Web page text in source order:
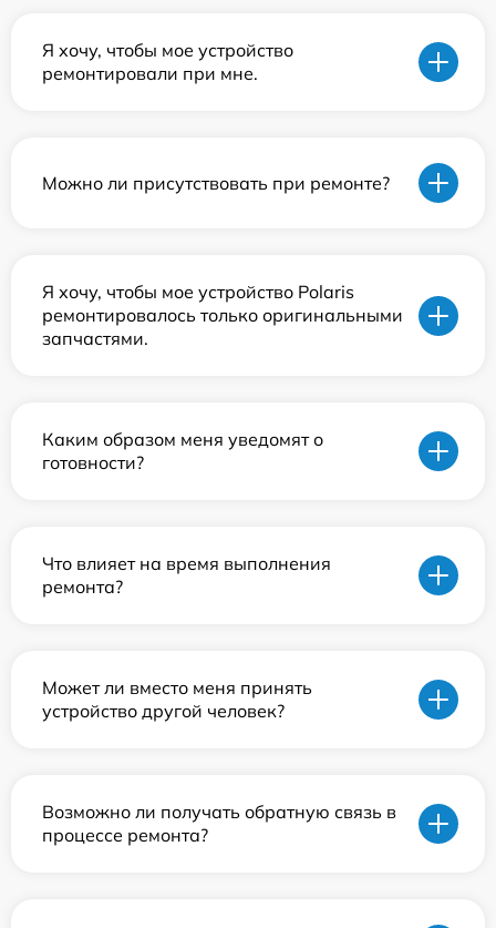
Я хочу, чтобы мое устройство
ремонтировали при мне.
Можно ли присутствовать при ремонте?
Я хочу, чтобы мое устройство Polaris
ремонтировалось только оригинальными
запчастями.
Каким образом меня уведомят о
готовности?
Что влияет на время выполнения
ремонта?
Может ли вместо меня принять
устройство другой человек?
Возможно ли получать обратную связь в
процессе ремонта?